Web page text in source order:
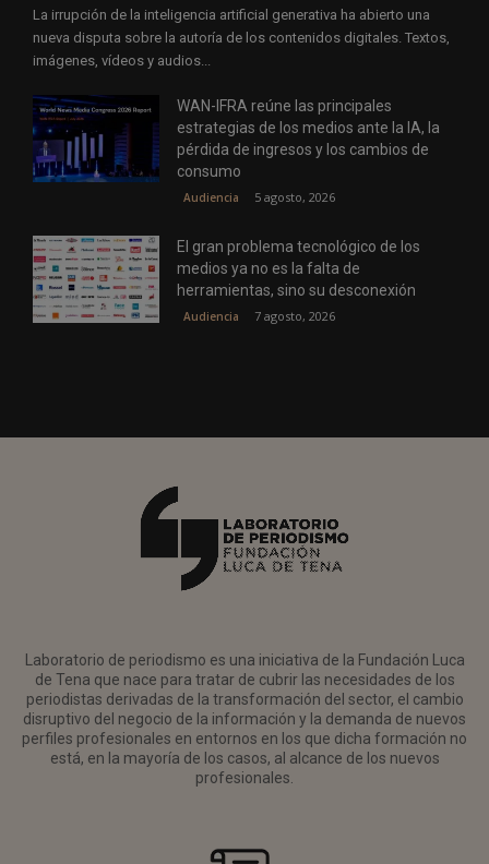
La irrupción de la inteligencia artificial generativa ha abierto una
nueva disputa sobre la autoría de los contenidos digitales. Textos,
imágenes, vídeos y audios...
WAN-IFRA reúne las principales
estrategias de los medios ante la IA, la
pérdida de ingresos y los cambios de
consumo
Audiencia 5 agosto, 2026
El gran problema tecnológico de los
medios ya no es la falta de
herramientas, sino su desconexión
Audiencia 7 agosto, 2026
Laboratorio de periodismo es una iniciativa de la Fundación Luca
de Tena que nace para tratar de cubrir las necesidades de los
periodistas derivadas de la transformación del sector, el cambio
disruptivo del negocio de la información y la demanda de nuevos
perfiles profesionales en entornos en los que dicha formación no
está, en la mayoría de los casos, al alcance de los nuevos
profesionales.